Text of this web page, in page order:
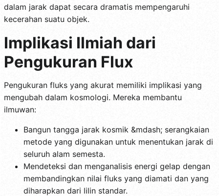
dalam jarak dapat secara dramatis mempengaruhi
kecerahan suatu objek.
Implikasi Ilmiah dari
Pengukuran Flux
Pengukuran fluks yang akurat memiliki implikasi yang
mengubah dalam kosmologi. Mereka membantu
ilmuwan:
Bangun tangga jarak kosmik &mdash; serangkaian
metode yang digunakan untuk menentukan jarak di
seluruh alam semesta.
Mendeteksi dan menganalisis energi gelap dengan
membandingkan nilai fluks yang diamati dan yang
diharapkan dari lilin standar.